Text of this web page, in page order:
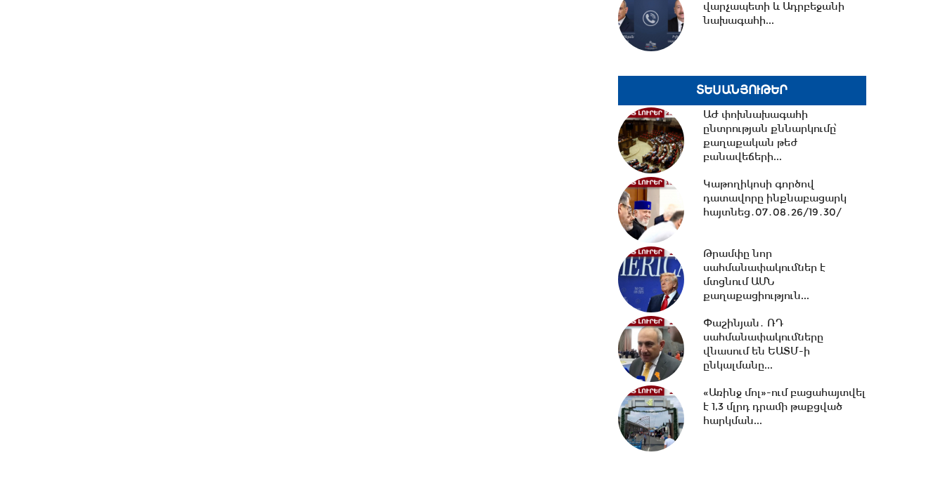
չպետք է դիտարկվի որպես...
Կուլ լճի ափերին․...
10:13 -ՀՀ ԱԺ իններորդ
գումարման առաջին
նստաշրջան 07.08.2026
10:11 -Եվրասիական
միջկառավարական խորհրդի
21:42 -
ԱԺ-ում քննարկվեց
Արամ Վարդևանյանի
թեկնածությունը
փոխնախագահի...
21:33 -Բաքվի դատարանը
մերժել է Արցախի
26/21․30/
20:40 -Ուժեղ Հայաստան vs
վարչապետի և Ադրբեջանի
նախագահի...
ՏԵՍԱՆՅՈՒԹԵՐ
ԱԺ փոխնախագահի
ընտրության քննարկումը՝
քաղաքական թեժ
բանավեճերի...
Կաթողիկոսի գործով
դատավորը ինքնաբացարկ
հայտնեց․07․08․26/19․30/
Թրամփը նոր
սահմանափակումներ է
մտցնում ԱՄՆ
քաղաքացիություն...
Փաշինյան․ ՌԴ
սահմանափակումները
վնասում են ԵԱՏՄ-ի
ընկալմանը...
«Առինջ մոլ»-ում բացահայտվել
է 1,3 մլրդ դրամի թաքցված
հարկման...